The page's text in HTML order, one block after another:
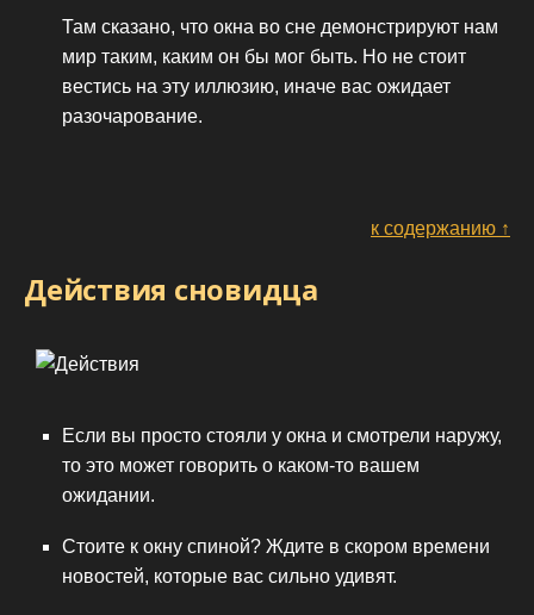
Там сказано, что окна во сне демонстрируют нам
мир таким, каким он бы мог быть. Но не стоит
вестись на эту иллюзию, иначе вас ожидает
разочарование.
к содержанию ↑
Действия сновидца
Если вы просто стояли у окна и смотрели наружу,
то это может говорить о каком-то вашем
ожидании.
Стоите к окну спиной? Ждите в скором времени
новостей, которые вас сильно удивят.